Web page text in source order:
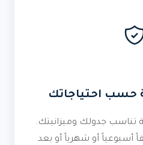
احتياجاتك
جدولك وميزانيتك.
أسبوعياً أو شهرياً أو بعد